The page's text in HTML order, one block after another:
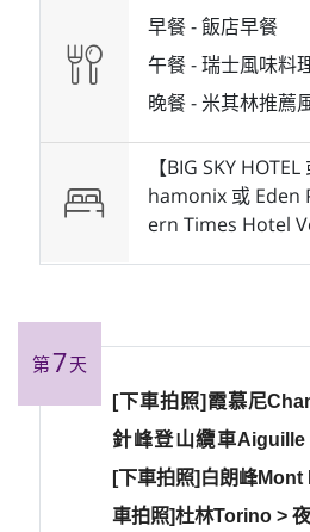
早餐 -飯店早餐
午餐 -瑞士風味料
晚餐 - 米其林推薦
【BIG SKY
hamonix 或 Eden
ern Times Hotel
第7天
[下車拍照]霞慕尼
針峰登山纜車
[下車拍照]白朗峰
車拍照]杜林Torino >